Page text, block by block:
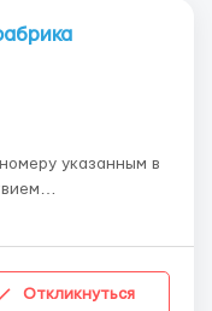
указанным в
и достойно ...
Откликнуться